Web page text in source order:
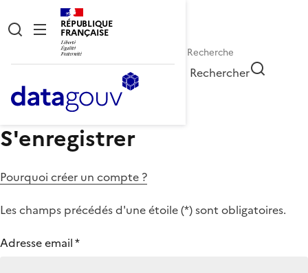
RÉPUBLIQUE
FRANÇAISE
Rechercher
S'enregistrer
Pourquoi créer un compte ?
Les champs précédés d'une étoile (*) sont obligatoires.
Adresse email*